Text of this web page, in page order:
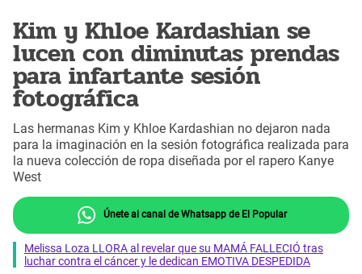
Kim y Khloe Kardashian se
lucen con diminutas prendas
para infartante sesión
fotográfica
Las hermanas Kim y Khloe Kardashian no dejaron nada
para la imaginación en la sesión fotográfica realizada para
la nueva colección de ropa diseñada por el rapero Kanye
West
Únete al canal de Whatsapp de El Popular
Melissa Loza LLORA al revelar que su MAMÁ FALLECIÓ tras
luchar contra el cáncer y le dedican EMOTIVA DESPEDIDA